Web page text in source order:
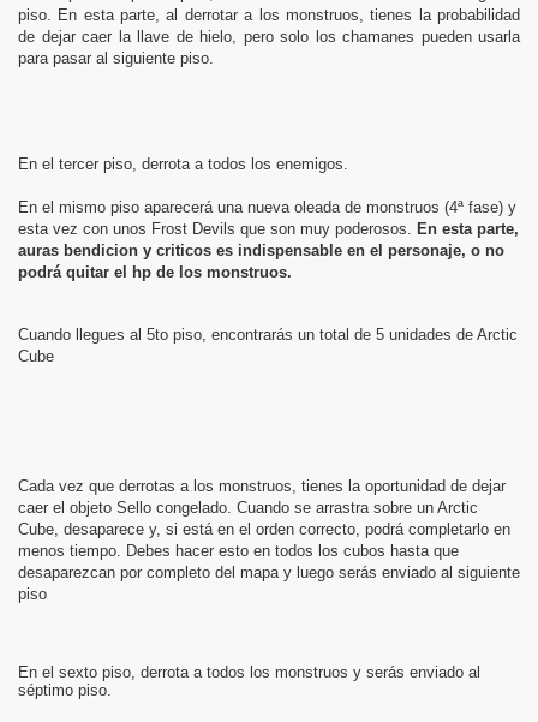
piso. En esta parte, al derrotar a los monstruos, tienes la probabilidad
de dejar caer la llave de hielo, pero solo los chamanes pueden usarla
para pasar al siguiente piso.
En el tercer piso, derrota a todos los enemigos.
En el mismo piso aparecerá una nueva oleada de monstruos (4ª fase) y
esta vez con unos Frost Devils que son muy poderosos. En esta parte,
auras bendicion y criticos es indispensable en el personaje, o no
podrá quitar el hp de los monstruos.
Cuando llegues al 5to piso, encontrarás un total de 5 unidades de Arctic
Cube
Cada vez que derrotas a los monstruos, tienes la oportunidad de dejar
caer el objeto Sello congelado. Cuando se arrastra sobre un Arctic
Cube, desaparece y, si está en el orden correcto, podrá completarlo en
menos tiempo. Debes hacer esto en todos los cubos hasta que
desaparezcan por completo del mapa y luego serás enviado al siguiente
piso
En el sexto piso, derrota a todos los monstruos y serás enviado al
séptimo piso.